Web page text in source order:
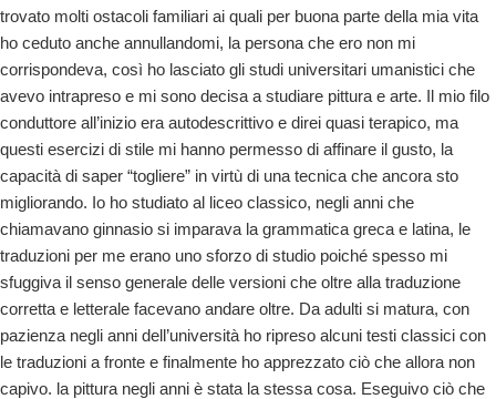
trovato molti ostacoli familiari ai quali per buona parte della mia vita
ho ceduto anche annullandomi, la persona che ero non mi
corrispondeva, così ho lasciato gli studi universitari umanistici che
avevo intrapreso e mi sono decisa a studiare pittura e arte. Il mio filo
conduttore all’inizio era autodescrittivo e direi quasi terapico, ma
questi esercizi di stile mi hanno permesso di affinare il gusto, la
capacità di saper “togliere” in virtù di una tecnica che ancora sto
migliorando. Io ho studiato al liceo classico, negli anni che
chiamavano ginnasio si imparava la grammatica greca e latina, le
traduzioni per me erano uno sforzo di studio poiché spesso mi
sfuggiva il senso generale delle versioni che oltre alla traduzione
corretta e letterale facevano andare oltre. Da adulti si matura, con
pazienza negli anni dell’università ho ripreso alcuni testi classici con
le traduzioni a fronte e finalmente ho apprezzato ciò che allora non
capivo. la pittura negli anni è stata la stessa cosa. Eseguivo ciò che